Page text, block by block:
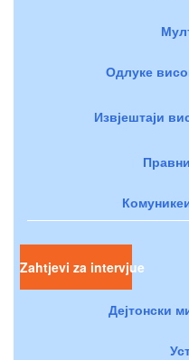
Одлуке
Извјештаји
Zahtjevi za intervjue
Дејтонски